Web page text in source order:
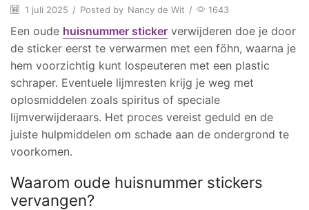
1 juli 2025 / Posted by Nancy de Wit / 1643
Een oude huisnummer sticker verwijderen doe je door
de sticker eerst te verwarmen met een föhn, waarna je
hem voorzichtig kunt lospeuteren met een plastic
schraper. Eventuele lijmresten krijg je weg met
oplosmiddelen zoals spiritus of speciale
lijmverwijderaars. Het proces vereist geduld en de
juiste hulpmiddelen om schade aan de ondergrond te
voorkomen.
Waarom oude huisnummer stickers
vervangen?